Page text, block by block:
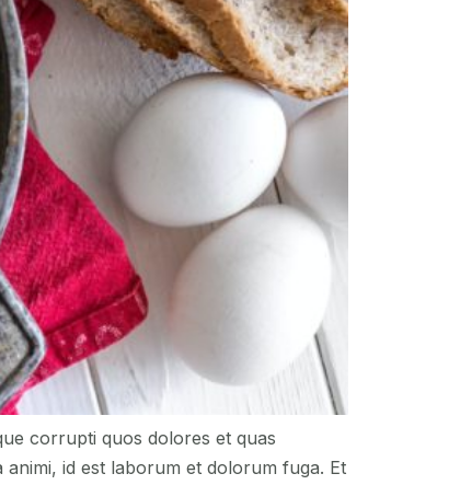
corrupti quos dolores et quas
id est laborum et dolorum fuga. Et